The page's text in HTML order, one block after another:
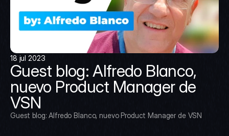
18 jul 2023
Guest blog: Alfredo Blanco,
nuevo Product Manager de
VSN
Guest blog: Alfredo Blanco, nuevo Product Manager de VSN